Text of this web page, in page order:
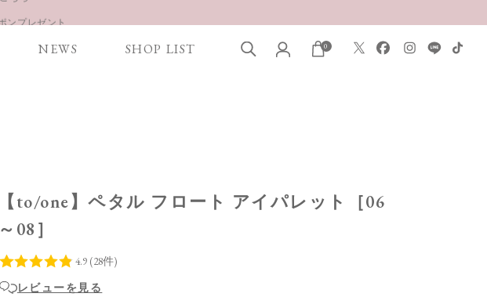
NEWS SHOP LIST 0
【to/one】ペタル フロート アイパレット［06
～08］
レビューを見る